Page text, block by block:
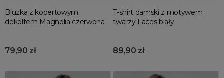
eleganckie
luksusowe
Bluzka z kopertowym
dekoltem Magnolia czerwona
79,90 zł
T-shirt damski z motywem
twarzy Faces biały
89,90 zł